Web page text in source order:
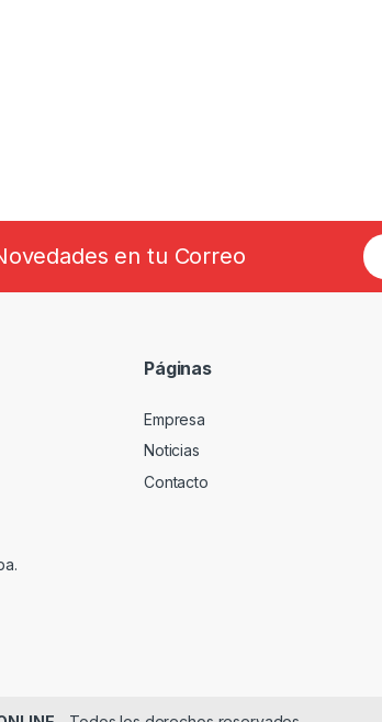
en tu Correo
E
m
Páginas
Empresa
Noticias
Contacto